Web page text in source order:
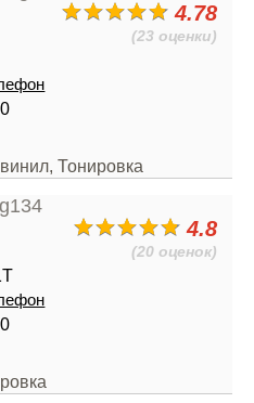
4.78
(23 оценки)
Тонировка
4.8
(20 оценок)